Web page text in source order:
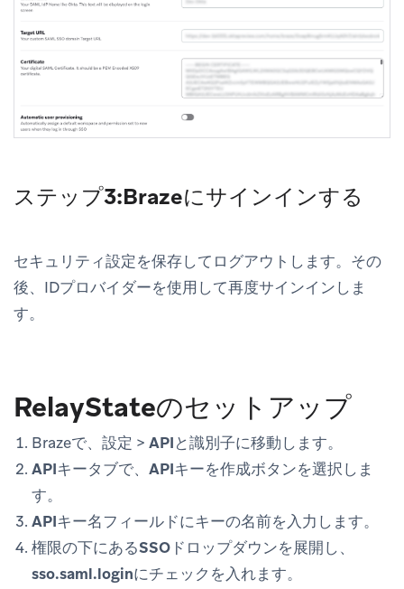
ステップ3:Brazeにサインインする
セキュリティ設定を保存してログアウトします。その
後、IDプロバイダーを使用して再度サインインしま
す。
RelayStateのセットアップ
Brazeで、 設定 > APIと識別子に移動します。
APIキータブで、 APIキーを作成ボタンを選択しま
す。
APIキー名フィールドにキーの名前を入力します。
権限の下にあるSSO ドロップダウンを展開し、
sso.saml.loginにチェックを入れます。